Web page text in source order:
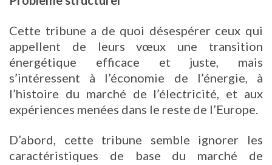
Cette tribune a de quoi désespérer ceux qui
appellent de leurs vœux une transition
énergétique efficace et juste, mais
s’intéressent à l’économie de l’énergie, à
l’histoire du marché de l’électricité, et aux
expériences menées dans le reste de l’Europe.
D’abord, cette tribune semble ignorer les
caractéristiques de base du marché de